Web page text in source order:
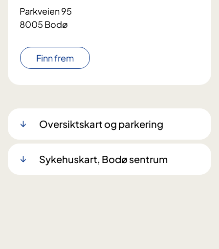
Parkveien 95
8005 Bodø
Finn frem
Oversiktskart og parkering
Sykehuskart, Bodø sentrum